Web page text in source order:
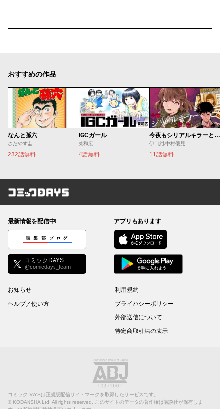
おすすめの作品
なんと孫六
さだやす圭
232話無料
IGCガール
東和広
4話無料
今夜もシリアルキラーと待ち合わせ
伊口紺/中村優児
11話無料
コミックDAYS
最新情報を配信中!
編集部ブログ
コミックDAYS
@comicdays_team
アプリもあります
お知らせ
ヘルプ／使い方
利用規約
プライバシーポリシー
外部送信について
特定商取引法の表示
コミックDAYSは正規版配信サイトマークを取得したサービスです。
© KODANSHA Ltd. All rights reserved. このサイトのデータの著作権は講談社が保有しま